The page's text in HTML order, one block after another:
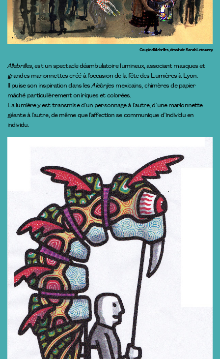
Couple d’Allebrilles, dessin de Sarah Letouzey
Allebrilles, est un spectacle déambulatoire lumineux, associant masques et
grandes marionnettes créé à l’occasion de la fête des Lumières à Lyon.
Il puise son inspiration dans lesAlebrijes mexicains, chimères de papier
mâché particulièrement oniriques et colorées.
La lumière y est transmise d’un personnage à l’autre, d’une marionnette
géante à l’autre, de même que l’affection se communique d’individu en
individu.